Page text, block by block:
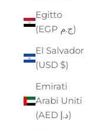
Egitto
(EGP ج.م)
El Salvador
(USD $)
Emirati
Arabi Uniti
(AED د.إ)